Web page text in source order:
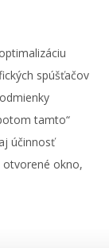
spúšťačov
tamto“
účinnosť
otvorené okno,